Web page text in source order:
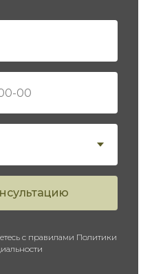
с правилами Политики